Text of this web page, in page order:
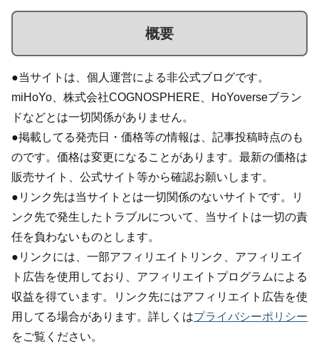
概要
●当サイトは、個人運営による非公式ブログです。
miHoYo、株式会社COGNOSPHERE、HoYoverseブラン
ドなどとは一切関係がありません。
●掲載してる発売日・価格等の情報は、記事投稿時点のも
のです。価格は変更になることがあります。最新の価格は
販売サイト、公式サイト等から確認お願いします。
●リンク先は当サイトとは一切関係のないサイトです。リ
ンク先で発生したトラブルについて、当サイトは一切の責
任を負わないものとします。
●リンクには、一部アフィリエイトリンク、アフィリエイ
ト広告を使用しており、アフィリエイトプログラムによる
収益を得ています。リンク先にはアフィリエイト広告を使
用してる場合があります。詳しくはプライバシーポリシー
をご覧ください。